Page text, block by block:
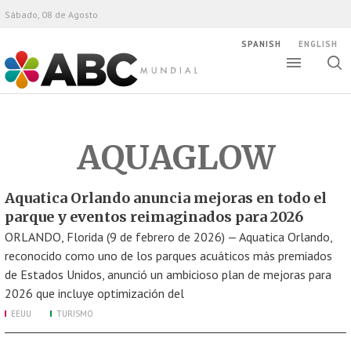
ABC Mundial
Sábado, 08 de Agosto
SPANISH ENGLISH
AQUAGLOW
Aquatica Orlando anuncia mejoras en todo el
parque y eventos reimaginados para 2026
ORLANDO, Florida (9 de febrero de 2026) — Aquatica Orlando,
reconocido como uno de los parques acuáticos más premiados
de Estados Unidos, anunció un ambicioso plan de mejoras para
2026 que incluye optimización del
EEUU TURISMO